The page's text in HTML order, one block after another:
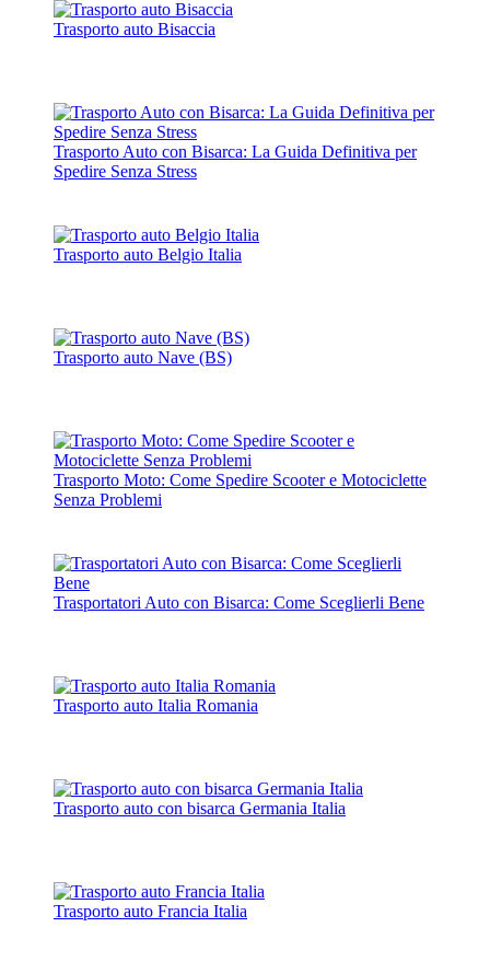
Trasporto auto Bisaccia
Trasporto Auto con Bisarca: La Guida Definitiva per
Spedire Senza Stress
Trasporto auto Belgio Italia
Trasporto auto Nave (BS)
Trasporto Moto: Come Spedire Scooter e Motociclette
Senza Problemi
Trasportatori Auto con Bisarca: Come Sceglierli Bene
Trasporto auto Italia Romania
Trasporto auto con bisarca Germania Italia
Trasporto auto Francia Italia